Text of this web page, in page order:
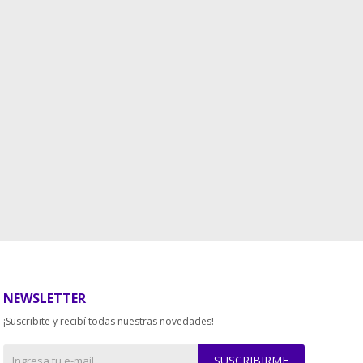
NEWSLETTER
¡Suscribite y recibí todas nuestras novedades!